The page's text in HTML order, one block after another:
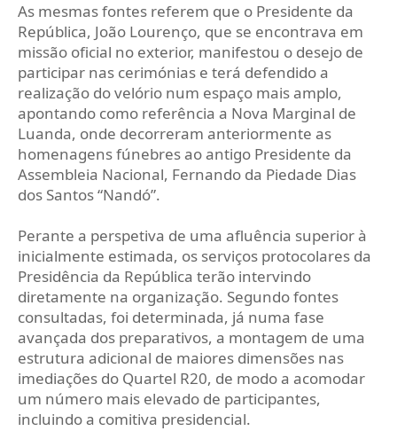
As mesmas fontes referem que o Presidente da
República, João Lourenço, que se encontrava em
missão oficial no exterior, manifestou o desejo de
participar nas cerimónias e terá defendido a
realização do velório num espaço mais amplo,
apontando como referência a Nova Marginal de
Luanda, onde decorreram anteriormente as
homenagens fúnebres ao antigo Presidente da
Assembleia Nacional, Fernando da Piedade Dias
dos Santos “Nandó”.
Perante a perspetiva de uma afluência superior à
inicialmente estimada, os serviços protocolares da
Presidência da República terão intervindo
diretamente na organização. Segundo fontes
consultadas, foi determinada, já numa fase
avançada dos preparativos, a montagem de uma
estrutura adicional de maiores dimensões nas
imediações do Quartel R20, de modo a acomodar
um número mais elevado de participantes,
incluindo a comitiva presidencial.